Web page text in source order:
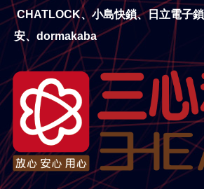
CHATLOCK、小島快鎖、日立電子
安、dormakaba